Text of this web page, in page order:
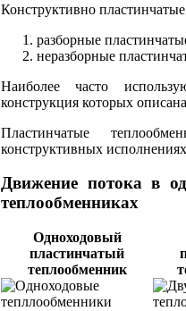
Конструктивно
разборные
неразборные
Наиболее часто
конструкция которых
Пластинчатые
конструктивных
Движение потока в
теплообменниках
Одноходовый
пластинчатый
теплообменник